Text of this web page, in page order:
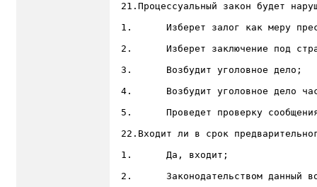
21.Процессуальный закон будет
1.	Изберет залог как меру пресечения;
2.	Изберет заключение под стражу как меру пресечения;
3.	Возбудит уголовное дело;
4.	Возбудит уголовное дело частно-публичного обвинения без заявления потерпевшего;
5.	Проведет проверку сообщения о преступлении свыше 3 суток;
22.Входит ли в срок
1.	Да, входит;
2.	Законодательством данный вопрос не урегулирован;